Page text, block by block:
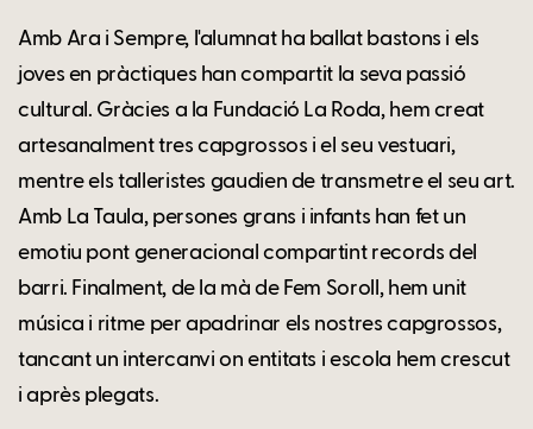
Amb Ara i Sempre, l'alumnat ha ballat bastons i els
joves en pràctiques han compartit la seva passió
cultural. Gràcies a la Fundació La Roda, hem creat
artesanalment tres capgrossos i el seu vestuari,
mentre els talleristes gaudien de transmetre el seu art.
Amb La Taula, persones grans i infants han fet un
emotiu pont generacional compartint records del
barri. Finalment, de la mà de Fem Soroll, hem unit
música i ritme per apadrinar els nostres capgrossos,
tancant un intercanvi on entitats i escola hem crescut
i après plegats.